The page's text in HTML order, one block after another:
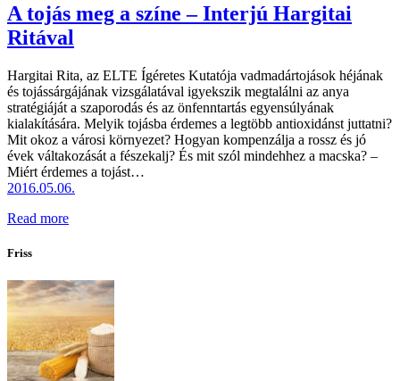
A tojás meg a színe – Interjú Hargitai
Ritával
Hargitai Rita, az ELTE Ígéretes Kutatója vadmadártojások héjának
és tojássárgájának vizsgálatával igyekszik megtalálni az anya
stratégiáját a szaporodás és az önfenntartás egyensúlyának
kialakítására. Melyik tojásba érdemes a legtöbb antioxidánst juttatni?
Mit okoz a városi környezet? Hogyan kompenzálja a rossz és jó
évek váltakozását a fészekalj? És mit szól mindehhez a macska? –
Miért érdemes a tojást…
2016.05.06.
Read more
Friss